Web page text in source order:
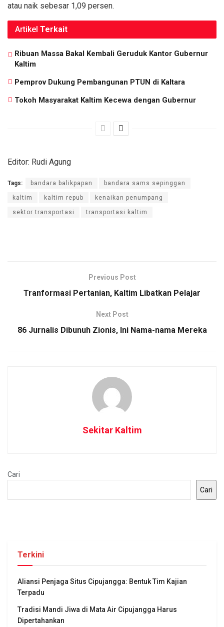
atau naik sebesar 1,09 persen.
Artikel Terkait
Ribuan Massa Bakal Kembali Geruduk Kantor Gubernur
Kaltim
Pemprov Dukung Pembangunan PTUN di Kaltara
Tokoh Masyarakat Kaltim Kecewa dengan Gubernur
Editor: Rudi Agung
Tags: bandara balikpapan bandara sams sepinggan
kaltim kaltim repub kenaikan penumpang
sektor transportasi transportasi kaltim
Previous Post
Tranformasi Pertanian, Kaltim Libatkan Pelajar
Next Post
86 Jurnalis Dibunuh Zionis, Ini Nama-nama Mereka
Sekitar Kaltim
Cari
Cari
Terkini
Aliansi Penjaga Situs Cipujangga: Bentuk Tim Kajian
Terpadu
Tradisi Mandi Jiwa di Mata Air Cipujangga Harus
Dipertahankan